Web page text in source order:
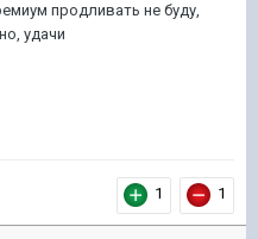
продливать не буду,
удачи
1 1